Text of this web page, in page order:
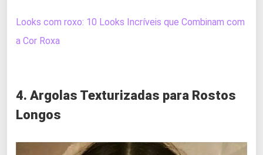
Looks com roxo: 10 Looks Incríveis que Combinam com
a Cor Roxa
4. Argolas Texturizadas para Rostos
Longos